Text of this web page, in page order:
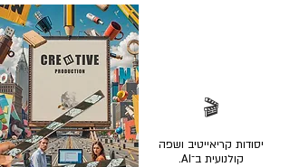
🎬
יסודות קריאייטיב ושפה
קולנועית ב־AI.